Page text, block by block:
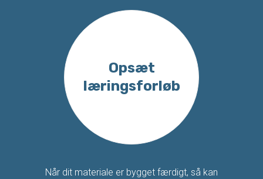
Opsæt
læringsforløb
Når dit materiale er bygget færdigt, så kan